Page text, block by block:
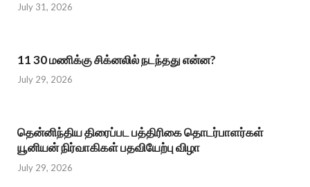
July 31, 2026
11 30 மணிக்கு சிக்னலில் நடந்தது என்ன?
July 29, 2026
தென்னிந்திய திரைப்பட பத்திரிகை தொடர்பாளர்கள்
யூனியன் நிர்வாகிகள் பதவியேற்பு விழா
July 29, 2026